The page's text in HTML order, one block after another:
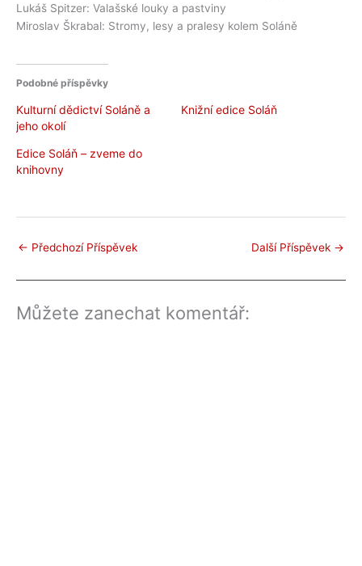
Lukáš Spitzer: Valašské louky a pastviny
Miroslav Škrabal: Stromy, lesy a pralesy kolem Soláně
Podobné příspěvky
Kulturní dědictví Soláně a
jeho okolí
Knižní edice Soláň
Edice Soláň – zveme do
knihovny
← Předchozí Příspěvek Další Příspěvek →
Můžete zanechat komentář: